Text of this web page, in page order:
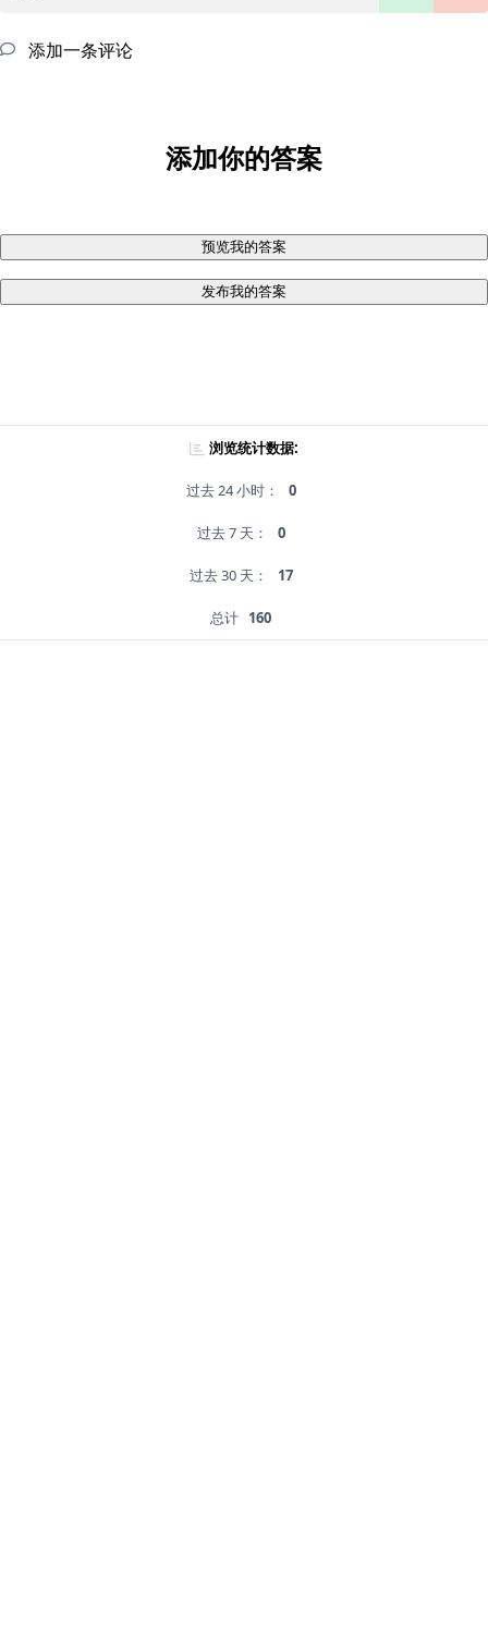
添加一条评论
添加你的答案
预览我的答案
发布我的答案
浏览统计数据:
过去 24 小时： 0
过去 7 天： 0
过去 30 天： 17
总计 160